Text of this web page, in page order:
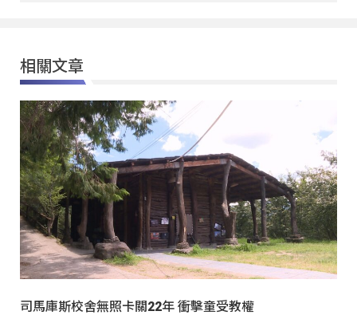
相關文章
司馬庫斯校舍無照卡關22年 衝擊童受教權